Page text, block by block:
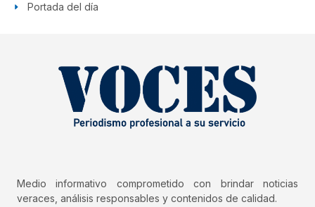
Portada del día
Medio informativo comprometido con brindar noticias
veraces, análisis responsables y contenidos de calidad.